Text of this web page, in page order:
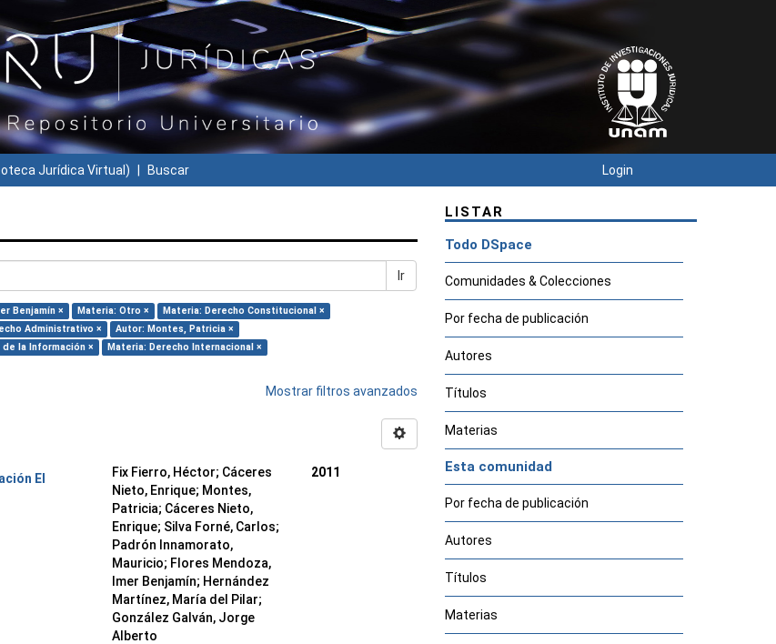
Jurídica Virtual) Buscar Login
Ir
Benjamín × Materia: Otro ×
Materia: Derecho Constitucional ×
Administrativo ×
Autor: Montes, Patricia ×
la Información ×
Materia: Derecho Internacional ×
Mostrar filtros avanzados
El
Fix Fierro, Héctor; Cáceres
Nieto, Enrique; Montes,
Patricia; Cáceres Nieto,
Enrique; Silva Forné, Carlos;
Padrón Innamorato,
Mauricio; Flores Mendoza,
Imer Benjamín; Hernández
Martínez, María del Pilar;
González Galván, Jorge
Alberto
2011
LISTAR
Todo DSpace
Comunidades & Colecciones
Por fecha de publicación
Autores
Títulos
Materias
Esta comunidad
Por fecha de publicación
Autores
Títulos
Materias